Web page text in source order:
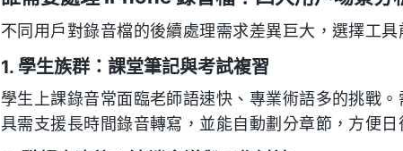
不同用戶對錄音檔的後續處理需求差異巨大，選擇工
1. 學生族群：課堂筆記與考試複習
學生上課錄音常面臨老師語速快、專業術語多的挑戰
具需支援長時間錄音轉寫，並能自動劃分章節，方便